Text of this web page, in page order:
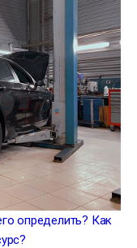
определить? Как